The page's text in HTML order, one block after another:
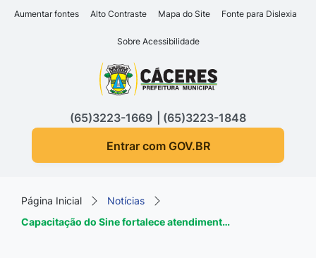
Seção de atalhos e links
Ir para o conteúdo [alt+1]
Ir para o rodapé [alt+4]
Aumentar fontes Alto Contraste Mapa do Site Fonte para Dislexia
Sobre Acessibilidade
Seção do menu principal
(65)3223-1669
(65)3223-1848
Entrar com GOV.BR
Página Inicial
Notícias
Capacitação do Sine fortalece atendiment…